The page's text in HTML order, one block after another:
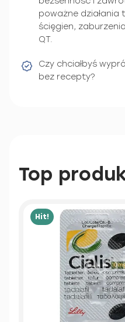
poważne działania
ścięgien,
QT.
Czy chciałbyś
bez recepty?
Top
Hit!